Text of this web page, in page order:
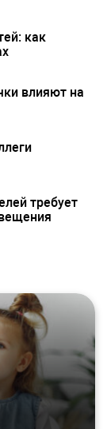
как
влияют на
требует